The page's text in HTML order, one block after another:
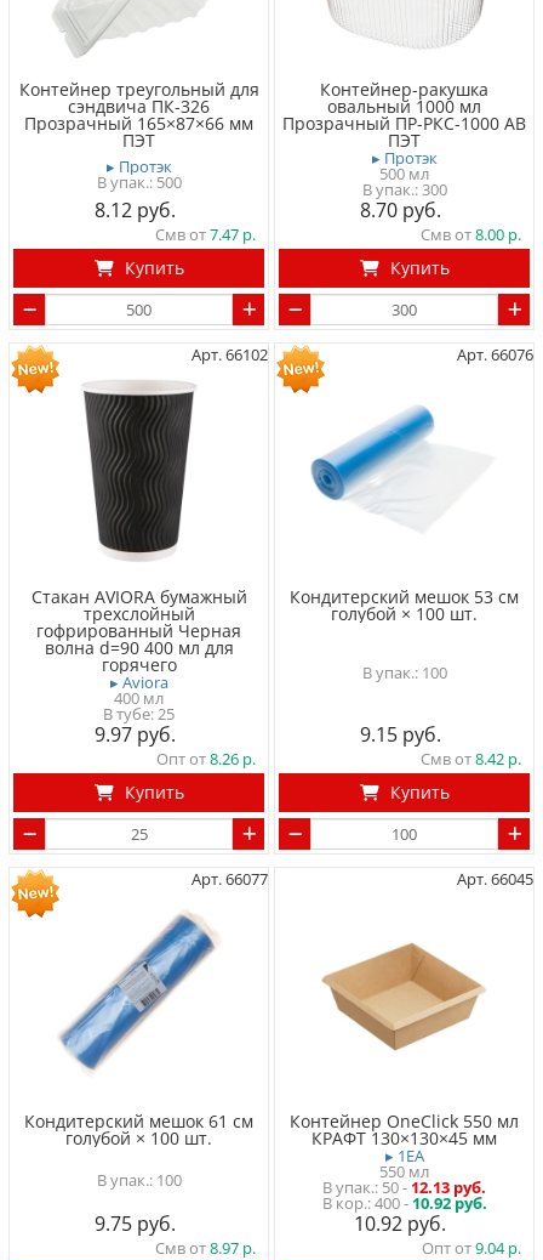
Контейнер треугольный для
сэндвича ПК-326
Прозрачный 165×87×66 мм
ПЭТ
▸ Протэк
500
8.12
Смв от7.47
Купить
Контейнер-ракушка
овальный 1000 мл
Прозрачный ПР-РКС-1000 АВ
ПЭТ
▸ Протэк
500 мл
300
8.70
Смв от8.00
Купить
Арт. 66102
Стакан AVIORA бумажный
трехслойный
гофрированный Черная
волна d=90 400 мл для
горячего
▸ Aviora
400 мл
В тубе 25
9.97
Опт от8.26
Купить
Арт. 66076
Кондитерский мешок 53 см
голубой × 100 шт.
100
9.15
Смв от8.42
Купить
Арт. 66077
Кондитерский мешок 61 см
голубой × 100 шт.
100
9.75
Смв от8.97
Арт. 66045
Контейнер OneClick 550 мл
КРАФТ 130×130×45 мм
▸ 1EA
550 мл
50- 12.13 руб.
400 - 10.92 руб.
10.92
Опт от9.04